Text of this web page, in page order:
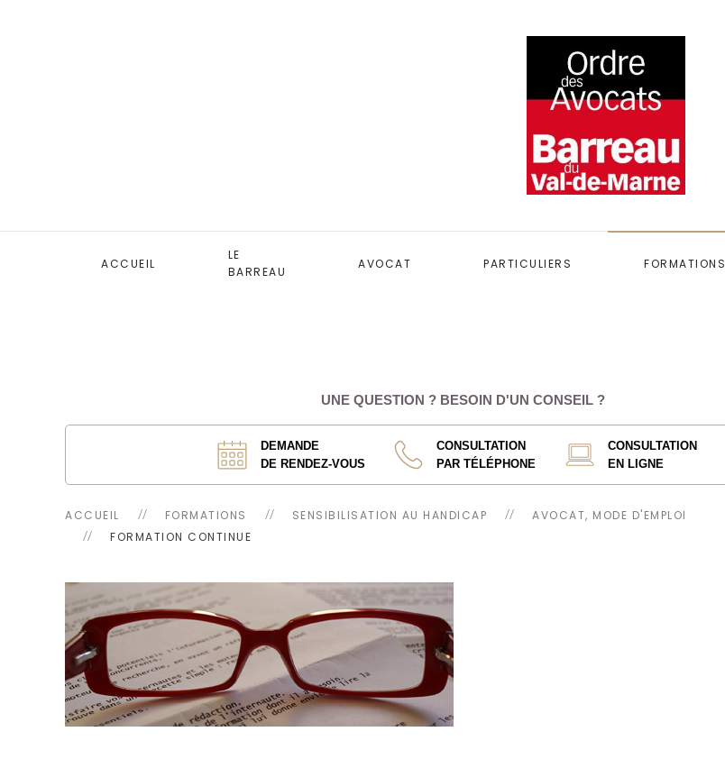
ACCUEIL
LE
BARREAU
AVOCAT PARTICULIERS FORMATIONS
UNE QUESTION ? BESOIN D'UN CONSEIL ?
DEMANDE
DE RENDEZ-VOUS
CONSULTATION
PAR TÉLÉPHONE
CONSULTATION
EN LIGNE
ACCUEIL FORMATIONS SENSIBILISATION AU HANDICAP
AVOCAT, MODE D'EMPLOI
FORMATION CONTINUE